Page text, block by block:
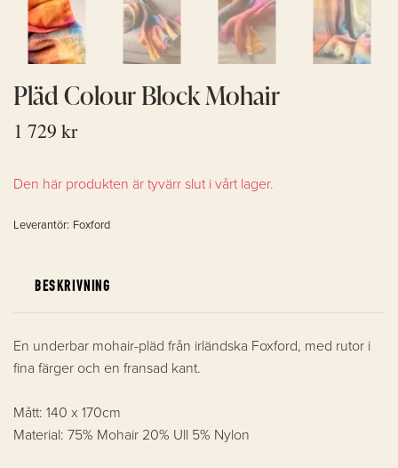
Pläd Colour Block Mohair
1 729 kr
Den här produkten är tyvärr slut i vårt lager.
Leverantör: Foxford
BESKRIVNING
En underbar mohair-pläd från irländska Foxford, med rutor i
fina färger och en fransad kant.
Mått: 140 x 170cm
Material: 75% Mohair 20% Ull 5% Nylon